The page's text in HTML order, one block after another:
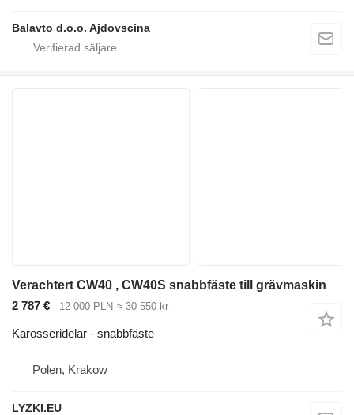
Balavto d.o.o. Ajdovscina
Verachtert CW40 , CW40S snabbfäste till grävmaskin
2 787 €
12 000 PLN ≈ 30 550 kr
Karosseridelar - snabbfäste
Polen, Krakow
LYZKI.EU